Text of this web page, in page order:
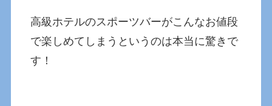
高級ホテルのスポーツバーがこんなお値段
で楽しめてしまうというのは本当に驚きで
す！